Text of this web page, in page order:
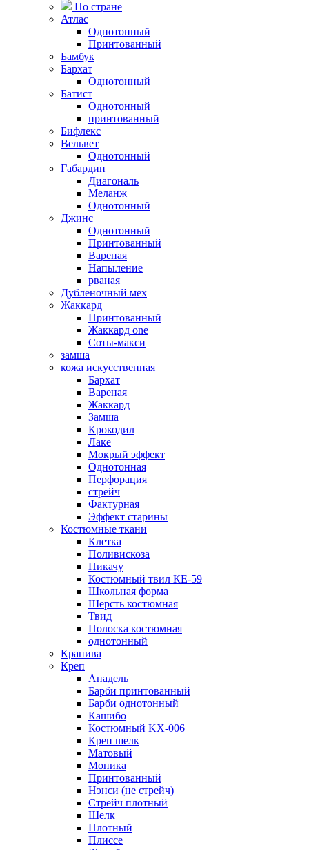
По стране
Атлас
Однотонный
Принтованный
Бамбук
Бархат
Однотонный
Батист
Однотонный
принтованный
Бифлекс
Вельвет
Однотонный
Габардин
Диагональ
Меланж
Однотонный
Джинс
Однотонный
Принтованный
Вареная
Напыление
рваная
Дубленочный мех
Жаккард
Принтованный
Жаккард one
Соты-макси
замша
кожа искусственная
Бархат
Вареная
Жаккард
Замша
Крокодил
Лаке
Мокрый эффект
Однотонная
Перфорация
стрейч
Фактурная
Эффект старины
Костюмные ткани
Клетка
Поливискоза
Пикачу
Костюмный твил КЕ-59
Школьная форма
Шерсть костюмная
Твид
Полоска костюмная
однотонный
Крапива
Креп
Анадель
Барби принтованный
Барби однотонный
Кашибо
Костюмный KX-006
Креп шелк
Матовый
Моника
Принтованный
Нэнси (не стрейч)
Стрейч плотный
Шелк
Плотный
Плиссе